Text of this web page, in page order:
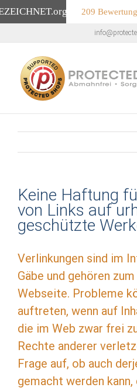
.org 209
Inhalt
springen
Keine Haftung
von Links auf
geschützte
Verlinkungen sind im
Gäbe und gehören
Webseite. Probleme
auftreten, wenn auf
die im Web zwar frei
Rechte anderer
Frage auf, ob auch
gemacht werden